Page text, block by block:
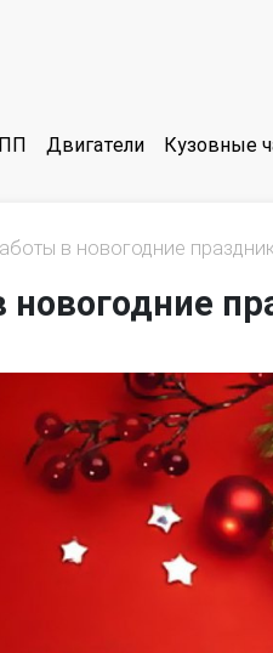
Двигатели Кузовные
в новогодние